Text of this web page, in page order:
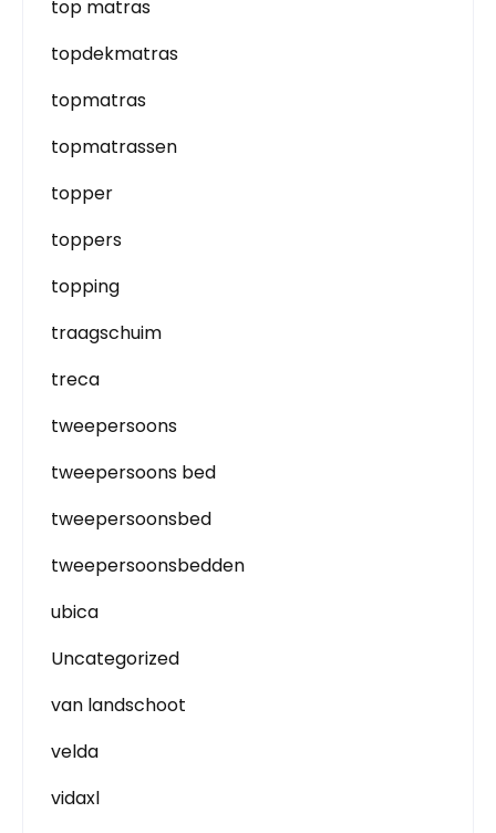
top matras
topdekmatras
topmatras
topmatrassen
topper
toppers
topping
traagschuim
treca
tweepersoons
tweepersoons bed
tweepersoonsbed
tweepersoonsbedden
ubica
Uncategorized
van landschoot
velda
vidaxl